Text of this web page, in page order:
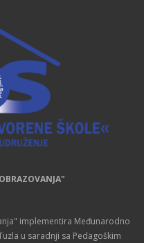
implementira Međunarodno
u saradnji sa Pedagoškim